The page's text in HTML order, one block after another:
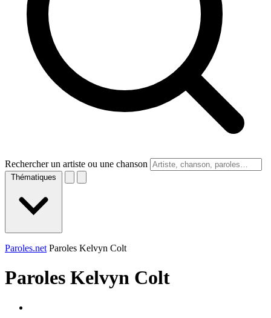
Rechercher un artiste ou une chanson
Thématiques
Paroles.net Paroles Kelvyn Colt
Paroles Kelvyn Colt